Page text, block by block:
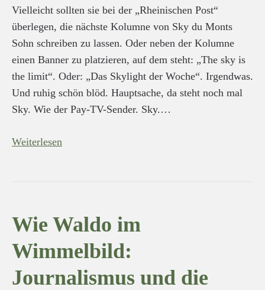
Vielleicht sollten sie bei der „Rheinischen Post“
überlegen, die nächste Kolumne von Sky du Monts
Sohn schreiben zu lassen. Oder neben der Kolumne
einen Banner zu platzieren, auf dem steht: „The sky is
the limit“. Oder: „Das Skylight der Woche“. Irgendwas.
Und ruhig schön blöd. Hauptsache, da steht noch mal
Sky. Wie der Pay-TV-Sender. Sky.…
Weiterlesen
Wie Waldo im
Wimmelbild:
Journalismus und die